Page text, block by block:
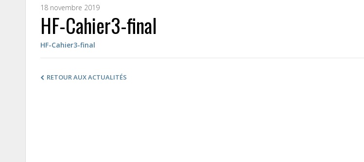
18 novembre 2019
HF-Cahier3-final
HF-Cahier3-final
RETOUR AUX ACTUALITÉS